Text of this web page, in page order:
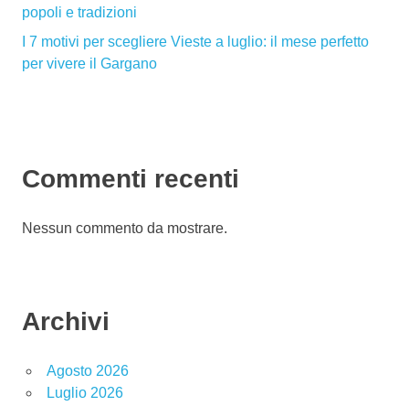
popoli e tradizioni
I 7 motivi per scegliere Vieste a luglio: il mese perfetto
per vivere il Gargano
Commenti recenti
Nessun commento da mostrare.
Archivi
Agosto 2026
Luglio 2026